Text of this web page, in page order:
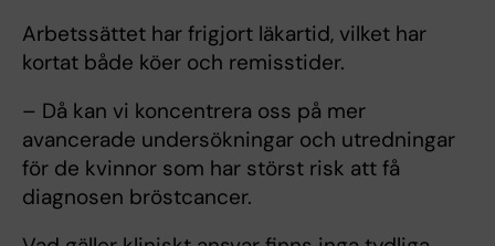
Arbetssättet har frigjort läkartid, vilket har
kortat både köer och remisstider.
– Då kan vi koncentrera oss på mer
avancerade undersökningar och utredningar
för de kvinnor som har störst risk att få
diagnosen bröstcancer.